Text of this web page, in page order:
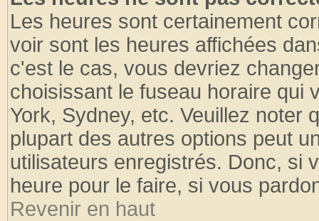
Les heures sont certainement
voir sont les heures affichées
c'est le cas, vous devriez
choisissant le fuseau horaire qui
York, Sydney, etc. Veuillez noter
plupart des autres options peut
utilisateurs enregistrés. Donc, si
heure pour le faire, si vous
Revenir en haut